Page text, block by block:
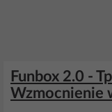
Funbox 2.0 -
Wzmocnienie